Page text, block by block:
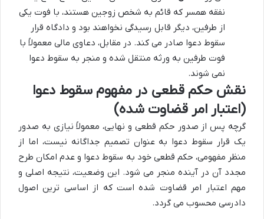
نفقه همسر که قائم به شخص زوجین هستند، با فوت یکی
از طرفین، دیگر قابل رسیدگی نخواهند بود و دادگاه قرار
سقوط دعوا صادر می کند. در مقابل، دعاوی مالی معمولاً با
فوت طرفین به ورثه منتقل شده و منجر به سقوط دعوا
نمی شوند.
نقش حکم قطعی در مفهوم سقوط دعوا
(اعتبار امر قضاوت شده)
گرچه پس از صدور حکم قطعی و نهایی، معمولاً نیازی به صدور
یک قرار سقوط دعوا به عنوان تصمیم جداگانه نیست، اما از
منظر مفهومی، حکم قطعی خود به سقوط دعوا و عدم امکان طرح
مجدد آن در آینده منجر می شود. این وضعیت، نتیجه اصلی و
مهم اعتبار امر قضاوت شده است که از اساسی ترین اصول
دادرسی محسوب می گردد.